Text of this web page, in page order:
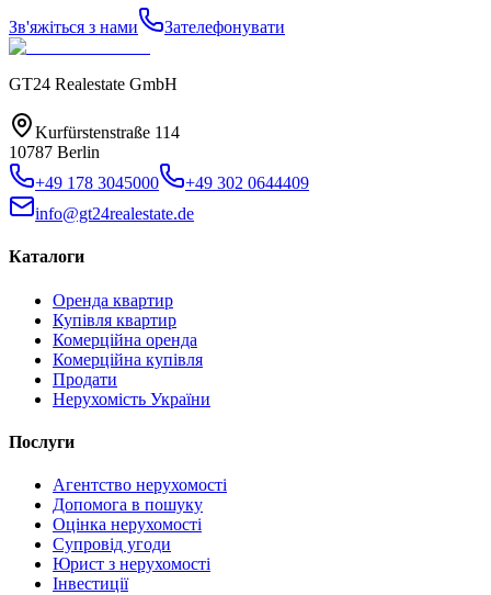
Зв'яжіться з нами Зателефонувати
GT24 Realestate GmbH
Kurfürstenstraße 114
10787 Berlin
+49 178 3045000
+49 302 0644409
info@gt24realestate.de
Каталоги
Оренда квартир
Купівля квартир
Комерційна оренда
Комерційна купівля
Продати
Нерухомість України
Послуги
Агентство нерухомості
Допомога в пошуку
Оцінка нерухомості
Супровід угоди
Юрист з нерухомості
Інвестиції